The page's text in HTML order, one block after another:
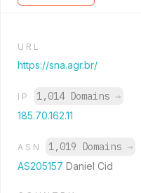
URL
https://sna.agr.br/
IP 1,014 Domains →
185.70.162.11
ASN 1,019 Domains →
AS205157 Daniel Cid